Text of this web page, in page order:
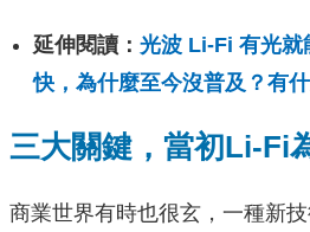
延伸閱讀： 光波 Li-Fi 有光就
快，為什麼至今沒普及？有
三大關鍵，當初Li-Fi
商業世界有時也很玄，一種新